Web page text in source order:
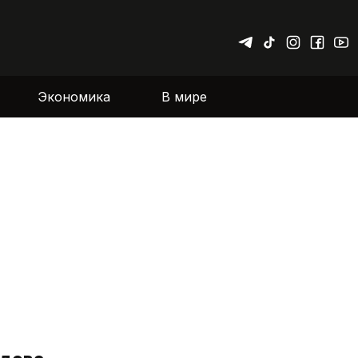
Экономика В мире